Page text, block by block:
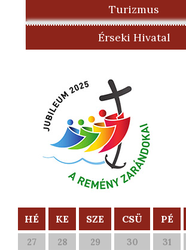
Turizmus
Érseki Hivatal
HÉ KE SZE CSÜ PÉ
27 28 29 30 31